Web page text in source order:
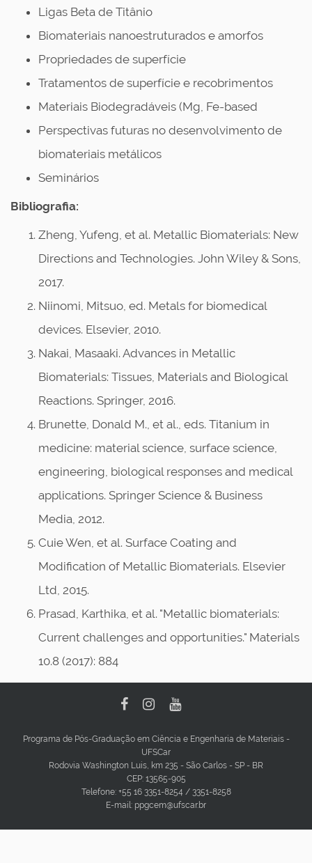
Ligas Beta de Titânio
Biomateriais nanoestruturados e amorfos
Propriedades de superfície
Tratamentos de superfície e recobrimentos
Materiais Biodegradáveis (Mg, Fe-based
Perspectivas futuras no desenvolvimento de
biomateriais metálicos
Seminários
Bibliografia:
Zheng, Yufeng, et al. Metallic Biomaterials: New
Directions and Technologies. John Wiley & Sons,
2017.
Niinomi, Mitsuo, ed. Metals for biomedical
devices. Elsevier, 2010.
Nakai, Masaaki. Advances in Metallic
Biomaterials: Tissues, Materials and Biological
Reactions. Springer, 2016.
Brunette, Donald M., et al., eds. Titanium in
medicine: material science, surface science,
engineering, biological responses and medical
applications. Springer Science & Business
Media, 2012.
Cuie Wen, et al. Surface Coating and
Modification of Metallic Biomaterials. Elsevier
Ltd, 2015.
Prasad, Karthika, et al. "Metallic biomaterials:
Current challenges and opportunities." Materials
10.8 (2017): 884
Programa de Pós-Graduação em Ciência e Engenharia de Materiais -
UFSCar
Rodovia Washington Luis, km 235 - São Carlos - SP - BR
CEP: 13565-905
Telefone: +55 16 3351-8254 / 3351-8258
E-mail: ppgcem@ufscar.br